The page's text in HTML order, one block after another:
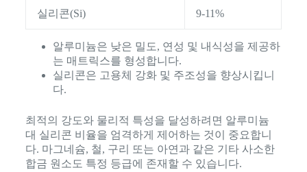
실리콘(Si) 9-11%
알루미늄은 낮은 밀도, 연성 및 내식성을 제공하
는 매트릭스를 형성합니다.
실리콘은 고용체 강화 및 주조성을 향상시킵니
다.
최적의 강도와 물리적 특성을 달성하려면 알루미늄
대 실리콘 비율을 엄격하게 제어하는 것이 중요합니
다. 마그네슘, 철, 구리 또는 아연과 같은 기타 사소한
합금 원소도 특정 등급에 존재할 수 있습니다.